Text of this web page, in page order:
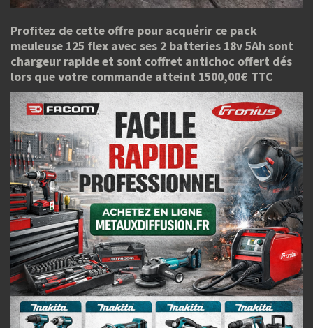
Profitez de cette offre pour acquérir ce pack
meuleuse 125 flex avec ses 2 batteries 18v 5Ah sont
chargeur rapide et sont coffret antichoc offert dés
lors que votre commande atteint 1500,00€ TTC